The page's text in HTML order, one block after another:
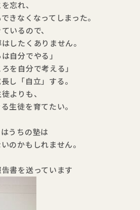
忘れ、
きなくなってしまった。
いるので、
したくありません。
自分でやる」
を自分で考える」
し「自立」する。
よりも、
生徒を育てたい。
うちの塾は
のかもしれません。
書を送っています